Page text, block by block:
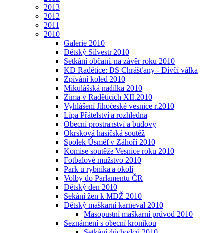
2013
2012
2011
2010
Galerie 2010
Dětský Silvestr 2010
Setkání občanů na závěr roku 2010
KD Radětice: DS Chrášťany - Dívčí válka
Zpívání koled 2010
Mikulášská nadílka 2010
Zima v Raděticích XII.2010
Vyhlášení Jihočeské vesnice r.2010
Lípa Přátelství a rozhledna
Obecní prostranství a budovy
Okrsková hasičská soutěž
Spolek Úsměf v Záhoří 2010
Komise soutěže Vesnice roku 2010
Fotbalové mužstvo 2010
Park u rybníka a okolí
Volby do Parlamentu ČR
Dětský den 2010
Sekání žen k MDŽ 2010
Dětský maškarní karneval 2010
Masopustní maškarní průvod 2010
Seznámení s obecní kronikou